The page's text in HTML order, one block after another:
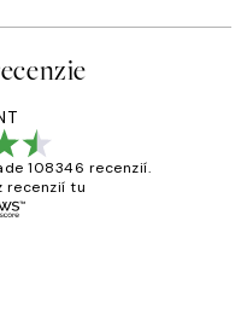
108346 recenzií.
recenzií tu